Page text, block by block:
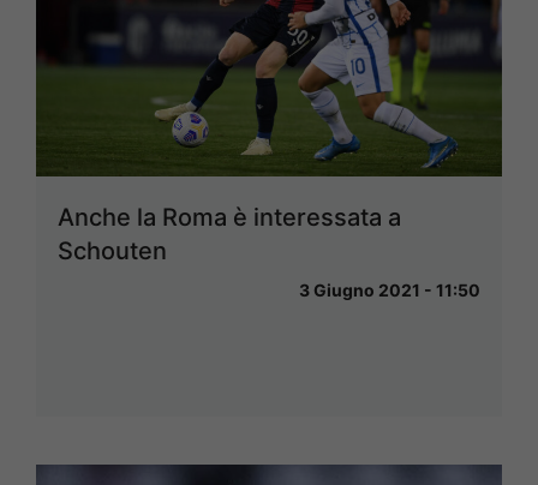
Anche la Roma è interessata a
Schouten
3 Giugno 2021 - 11:50